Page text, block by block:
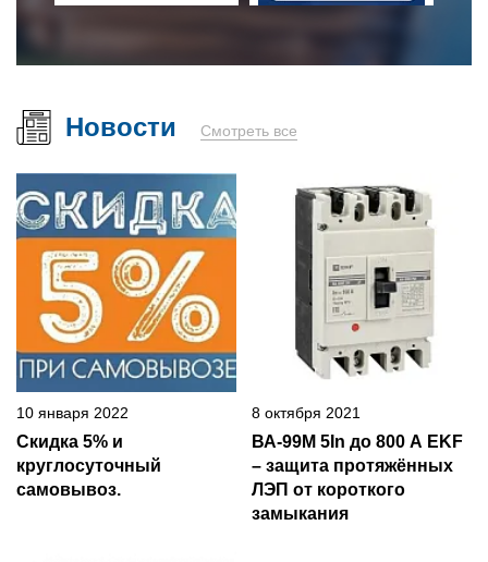
Новости Смотреть все
10 января 2022
Скидка 5% и
круглосуточный
самовывоз.
8 октября 2021
ВА-99М 5In до 800 А EKF
– защита протяжённых
ЛЭП от короткого
замыкания